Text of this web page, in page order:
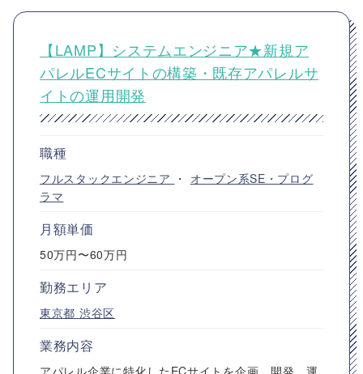
【LAMP】システムエンジニア★新規ア
パレルECサイトの構築・既存アパレルサ
イトの運用開発
職種
フルスタックエンジニア ・ オープン系SE・プログ
ラマ
月額単価
50万円〜60万円
勤務エリア
東京都 渋谷区
業務内容
アパレル企業に特化したECサイトを企画、開発、運